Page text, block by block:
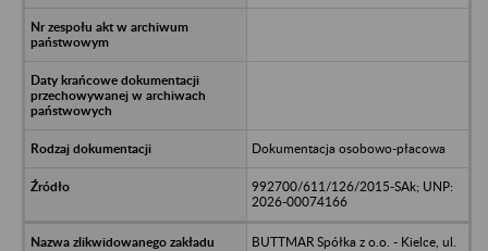
Dokumentacja osobowo-płacowa
992700/611/126/2015-SAk; UNP:
2026-00074166
BUTTMAR Spółka z o.o. - Kielce, ul.